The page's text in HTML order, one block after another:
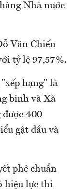
Nhà nước
Văn Chiến
tỷ lệ 97,57%.
hạng" là
binh và Xã
400
gật đầu và
phê chuẩn
hiệu lực thi